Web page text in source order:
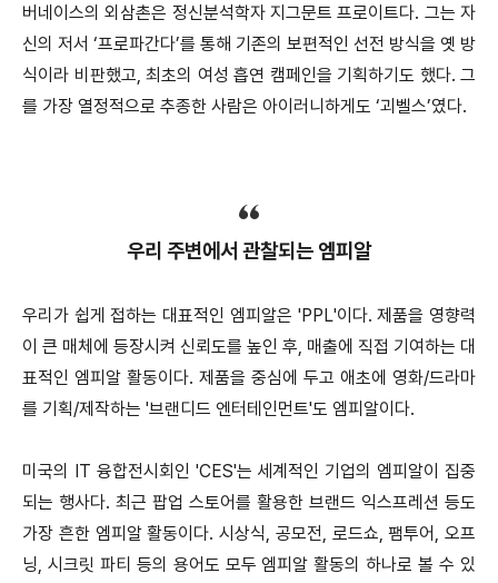
버네이스의 외삼촌은 정신분석학자 지그문트 프로이트다. 그는 자
신의 저서 ‘프로파간다’를 통해 기존의 보편적인 선전 방식을 옛 방
식이라 비판했고, 최초의 여성 흡연 캠페인을 기획하기도 했다. 그
를 가장 열정적으로 추종한 사람은 아이러니하게도 ‘괴벨스’였다.
우리 주변에서 관찰되는 엠피알
우리가 쉽게 접하는 대표적인 엠피알은 'PPL'이다. 제품을 영향력
이 큰 매체에 등장시켜 신뢰도를 높인 후, 매출에 직접 기여하는 대
표적인 엠피알 활동이다. 제품을 중심에 두고 애초에 영화/드라마
를 기획/제작하는 '브랜디드 엔터테인먼트'도 엠피알이다.
미국의 IT 융합전시회인 'CES'는 세계적인 기업의 엠피알이 집중
되는 행사다. 최근 팝업 스토어를 활용한 브랜드 익스프레션 등도
가장 흔한 엠피알 활동이다. 시상식, 공모전, 로드쇼, 팸투어, 오프
닝, 시크릿 파티 등의 용어도 모두 엠피알 활동의 하나로 볼 수 있